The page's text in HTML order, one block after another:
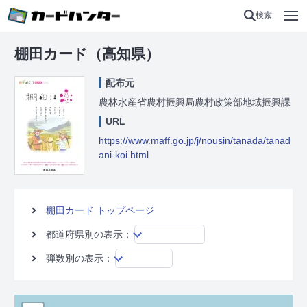
検索
棚田カード（高知県）
配布元
農林水産省農村振興局農村政策部地域振興課
URL
https://www.maff.go.jp/j/nousin/tanada/tanad
ani-koi.html
棚田カード トップページ
都道府県別の表示：
弾数別の表示：